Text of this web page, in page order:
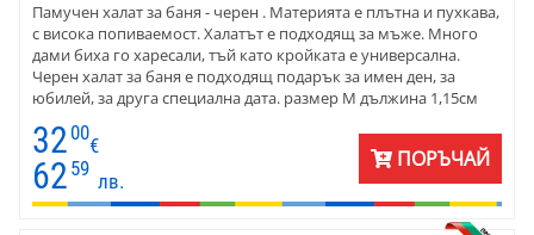
Памучен халат за баня - черен . Материята е плътна и пухкава,
с висока попиваемост. Халатът е подходящ за мъже. Много
дами биха го харесали, тъй като кройката е универсална.
Черен халат за баня е подходящ подарък за имен ден, за
юбилей, за друга специална дата. размер М дължина 1,15см
ХXLдължина 1,30см
32 00
€
62 59
лв.
ПОРЪЧАЙ